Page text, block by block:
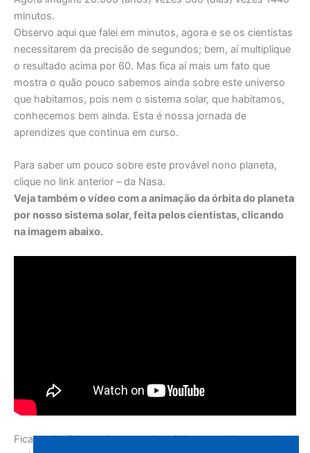
minutos.
Observo aqui que falei em minutos, agora e se os cientistas
necessitarem da precisão de segundos; bem, aí multiplique
o resultado acima por 60. Mas fica aí mais um fato que
mostra o quão pouco sabemos ainda sobre este universo
que habitamos, pois nem o sistema solar, que habitamos,
conhecemos bem ainda. Esta é nossa jornada de
aprendizes que continua em curso.
Para saber um pouco sobre este provável nono planeta,
clique no link anterior – da Nasa.
Veja também o vídeo com a animação da órbita do planeta
por nosso sistema solar, feita pelos cientistas, clicando
na imagem abaixo.
Fica aqui o link aos jovens e demais interessados em saber